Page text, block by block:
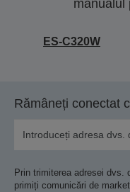
manualul
ES-C320W
Rămâneți conectat
Prin trimiterea adresei dvs.
primiți comunicări de